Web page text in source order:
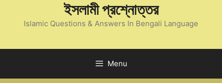
ইসলামী প্রশ্নোত্তর
Islamic Questions & Answers In Bengali Language
Menu